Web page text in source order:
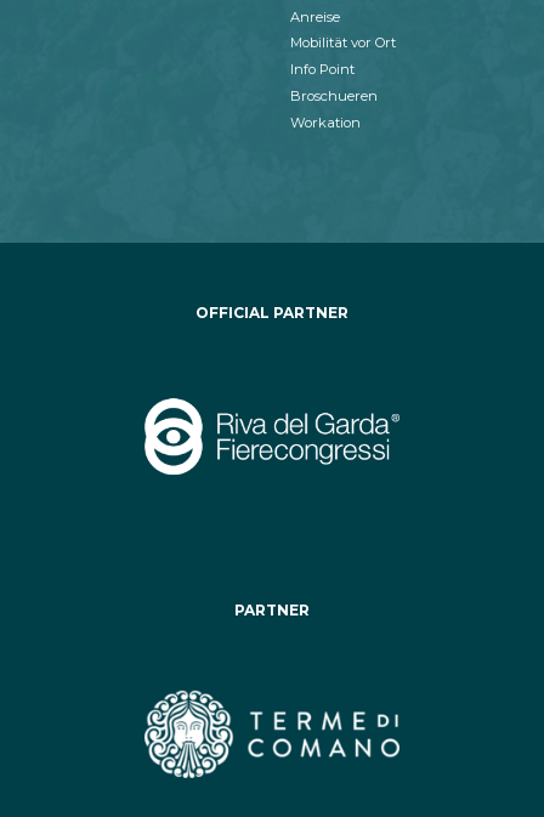
Anreise
Mobilität vor Ort
Info Point
Broschueren
Workation
OFFICIAL PARTNER
PARTNER